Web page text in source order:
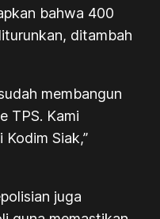
bahwa 400
ditambah
membangun
TPS. Kami
Siak,”
juga